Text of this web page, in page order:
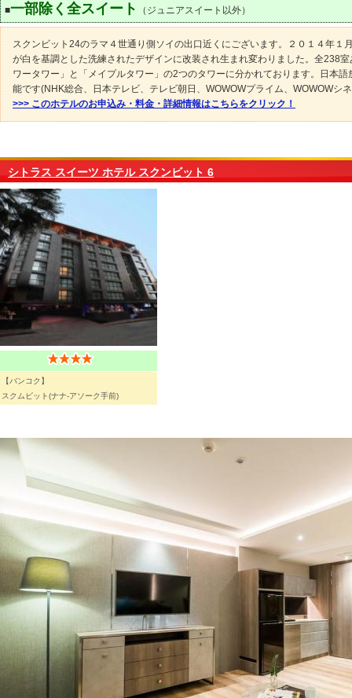
■一部除く全スイート （ジュニアスイート以外）
スクンビット24のラマ４世通り側ソイの出口近くにございます。２０１４年１
が白を基調とした洗練されたデザインに改装され生まれ変わりました。全238
ワータワー」と「メイプルタワー」の2つのタワーに分かれております。日本語
能です(NHK総合、日本テレビ、テレビ朝日、WOWOWプライム、WOWOWシ
>>> このホテルのお申込み・料金・詳細情報はこちらをクリック！
シトラス スイーツ ホテル スクンビット 6
【バンコク】
スクムビット(ナナ-アソーク手前)